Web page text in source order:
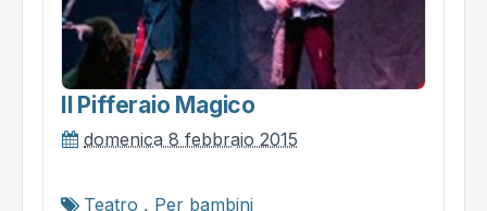
Il Pifferaio Magico
domenica 8 febbraio 2015
Teatro , Per bambini